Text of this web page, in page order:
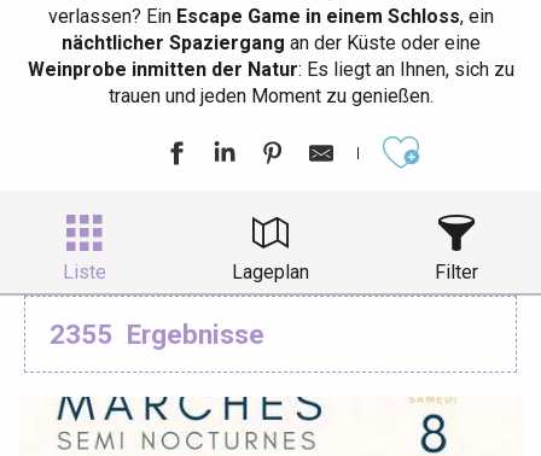
verlassen? EinEscape Game in einem Schloss, ein
nächtlicher Spaziergang an der Küste oder eine
Weinprobe inmitten der Natur: Es liegt an Ihnen, sich zu
trauen und jeden Moment zu genießen.
Liste Lageplan Filter
2355 Ergebnisse